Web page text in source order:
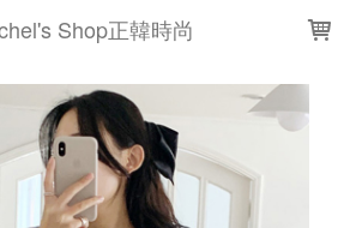
Shop正韓時尚